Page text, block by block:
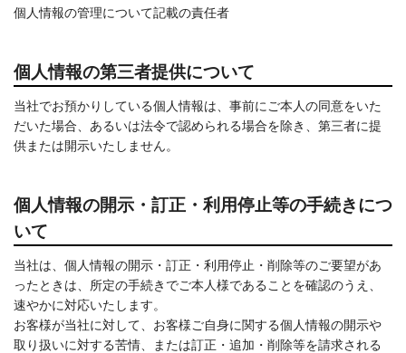
個人情報の管理について記載の責任者
個人情報の第三者提供について
当社でお預かりしている個人情報は、事前にご本人の同意をいた
だいた場合、あるいは法令で認められる場合を除き、第三者に提
供または開示いたしません。
個人情報の開示・訂正・利用停止等の手続きにつ
いて
当社は、個人情報の開示・訂正・利用停止・削除等のご要望があ
ったときは、所定の手続きでご本人様であることを確認のうえ、
速やかに対応いたします。
お客様が当社に対して、お客様ご自身に関する個人情報の開示や
取り扱いに対する苦情、または訂正・追加・削除等を請求される